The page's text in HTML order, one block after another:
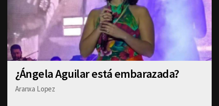
¿Ángela Aguilar está embarazada?
Aranxa Lopez